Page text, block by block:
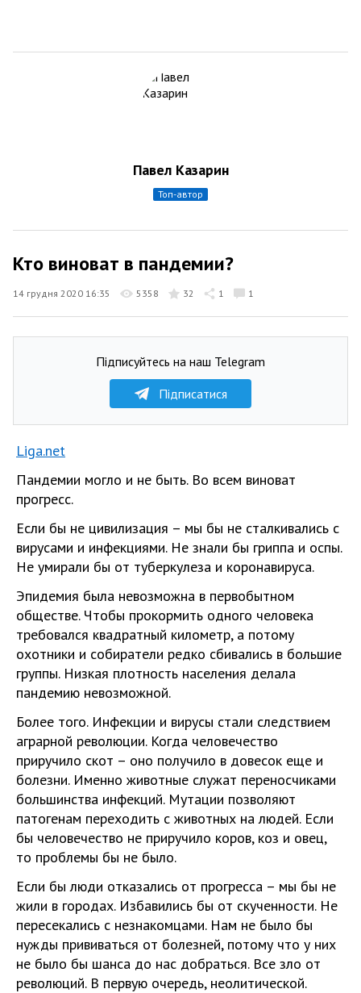
Павел Казарин
топ-автор
Кто виноват в пандемии?
14 грудня 2020 16:35 5358 32 1 1
Підписуйтесь на наш Telegram
Підписатися
Liga.net
Пандемии могло и не быть. Во всем виноват
прогресс.
Если бы не цивилизация – мы бы не сталкивались с
вирусами и инфекциями. Не знали бы гриппа и оспы.
Не умирали бы от туберкулеза и коронавируса.
Эпидемия была невозможна в первобытном
обществе. Чтобы прокормить одного человека
требовался квадратный километр, а потому
охотники и собиратели редко сбивались в большие
группы. Низкая плотность населения делала
пандемию невозможной.
Более того. Инфекции и вирусы стали следствием
аграрной революции. Когда человечество
приручило скот – оно получило в довесок еще и
болезни. Именно животные служат переносчиками
большинства инфекций. Мутации позволяют
патогенам переходить с животных на людей. Если
бы человечество не приручило коров, коз и овец,
то проблемы бы не было.
Если бы люди отказались от прогресса – мы бы не
жили в городах. Избавились бы от скученности. Не
пересекались с незнакомцами. Нам не было бы
нужды прививаться от болезней, потому что у них
не было бы шанса до нас добраться. Все зло от
революций. В первую очередь, неолитической.